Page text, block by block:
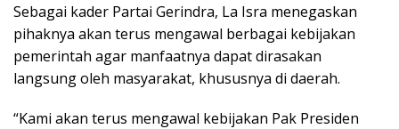
Sebagai kader Partai Gerindra, La Isra menegaskan
pihaknya akan terus mengawal berbagai kebijakan
pemerintah agar manfaatnya dapat dirasakan
langsung oleh masyarakat, khususnya di daerah.
“Kami akan terus mengawal kebijakan Pak Presiden